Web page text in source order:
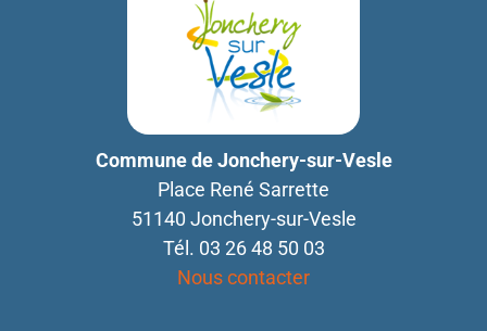
Commune de Jonchery-sur-Vesle
Place René Sarrette
51140 Jonchery-sur-Vesle
Tél. 03 26 48 50 03
Nous contacter